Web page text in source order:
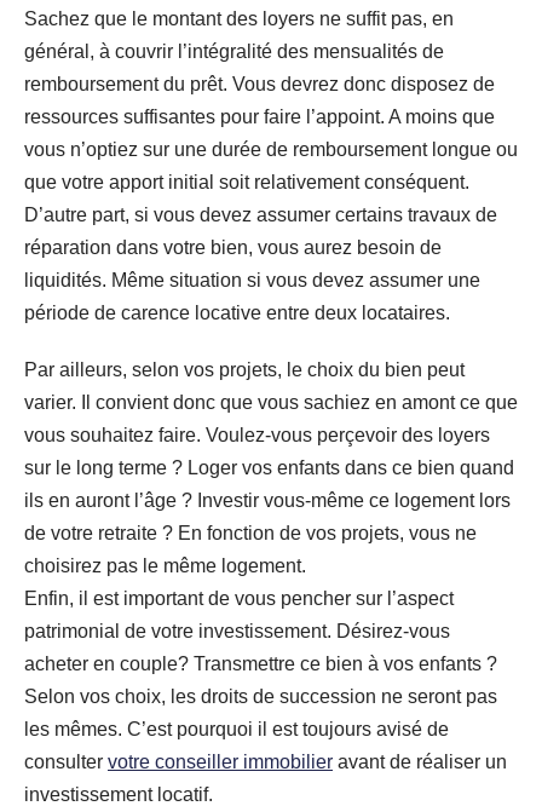
Sachez que le montant des loyers ne suffit pas, en
général, à couvrir l’intégralité des mensualités de
remboursement du prêt. Vous devrez donc disposez de
ressources suffisantes pour faire l’appoint. A moins que
vous n’optiez sur une durée de remboursement longue ou
que votre apport initial soit relativement conséquent.
D’autre part, si vous devez assumer certains travaux de
réparation dans votre bien, vous aurez besoin de
liquidités. Même situation si vous devez assumer une
période de carence locative entre deux locataires.
Par ailleurs, selon vos projets, le choix du bien peut
varier. Il convient donc que vous sachiez en amont ce que
vous souhaitez faire. Voulez-vous perçevoir des loyers
sur le long terme ? Loger vos enfants dans ce bien quand
ils en auront l’âge ? Investir vous-même ce logement lors
de votre retraite ? En fonction de vos projets, vous ne
choisirez pas le même logement.
Enfin, il est important de vous pencher sur l’aspect
patrimonial de votre investissement. Désirez-vous
acheter en couple? Transmettre ce bien à vos enfants ?
Selon vos choix, les droits de succession ne seront pas
les mêmes. C’est pourquoi il est toujours avisé de
consulter votre conseiller immobilier avant de réaliser un
investissement locatif.